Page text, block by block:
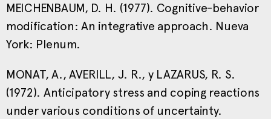
MEICHENBAUM, D. H. (1977). Cognitive-behavior
modification: An integrative approach. Nueva
York: Plenum.
MONAT, A., AVERILL, J. R., y LAZARUS, R. S.
(1972). Anticipatory stress and coping reactions
under various conditions of uncertainty.